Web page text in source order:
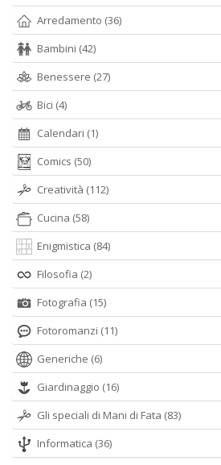
Arredamento (36)
Bambini (42)
Benessere (27)
Bici (4)
Calendari (1)
Comics (50)
Creatività (112)
Cucina (58)
Enigmistica (84)
Filosofia (2)
Fotografia (15)
Fotoromanzi (11)
Generiche (6)
Giardinaggio (16)
Gli speciali di Mani di Fata (83)
Informatica (36)